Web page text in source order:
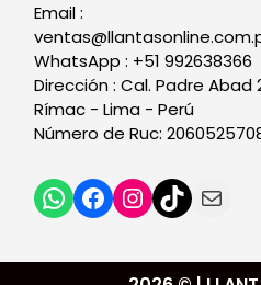
Email :
WhatsApp : +51 992638366
Dirección : Cal. Padre Abad
Rímac - Lima - Perú
Número de Ruc: